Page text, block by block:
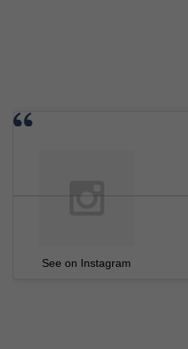
See on Instagram